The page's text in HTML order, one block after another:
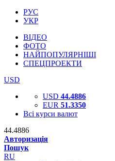
РУС
УКР
ВІДЕО
ФОТО
НАЙПОПУЛЯРНІШІ
СПЕЦПРОЕКТИ
USD
USD 44.4886
EUR 51.3350
Всі курси валют
44.4886
Авторизація
Пошук
RU